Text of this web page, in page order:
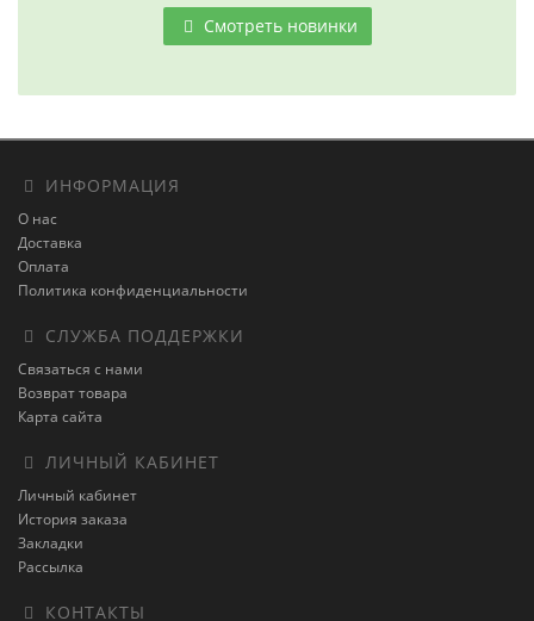
Смотреть новинки
ИНФОРМАЦИЯ
О нас
Доставка
Оплата
Политика конфиденциальности
СЛУЖБА ПОДДЕРЖКИ
Связаться с нами
Возврат товара
Карта сайта
ЛИЧНЫЙ КАБИНЕТ
Личный кабинет
История заказа
Закладки
Рассылка
КОНТАКТЫ